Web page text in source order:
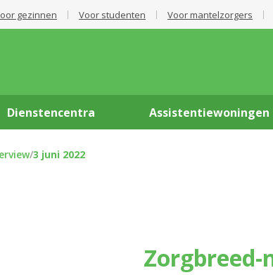
gezinnen Voor studenten Voor mantelzorgers
Dienstencentra Assistentiewoningen
/3 juni 2022